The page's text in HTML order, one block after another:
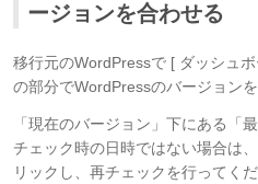
ージョンを合わせる
移行元のWordPressで [ ダッシュ
の部分でWordPressのバージョンを
「現在のバージョン」下にある「
チェック時の日時ではない場合は
リックし、再チェックを行ってくだ